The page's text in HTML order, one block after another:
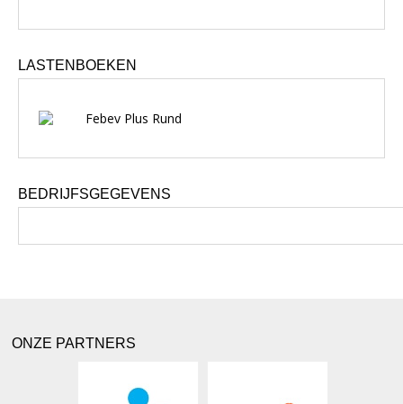
LASTENBOEKEN
Febev Plus Rund
BEDRIJFSGEGEVENS
ONZE PARTNERS